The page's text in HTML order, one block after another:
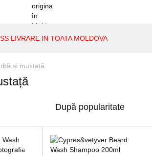
LIVRARE IN TOATA MOLDOVA
și mustață
După popularitate